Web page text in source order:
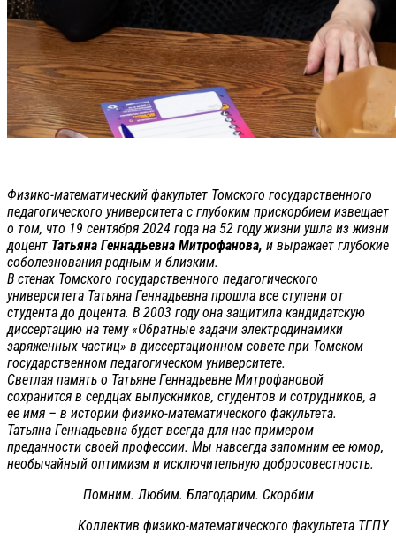
Физико-математический факультет Томского государственного
педагогического университета с глубоким прискорбием извещает
о том, что 19 сентября 2024 года на 52 году жизни ушла из жизни
доцент Татьяна Геннадьевна Митрофанова, и выражает глубокие
соболезнования родным и близким.
В стенах Томского государственного педагогического
университета Татьяна Геннадьевна прошла все ступени от
студента до доцента. В 2003 году она защитила кандидатскую
диссертацию на тему «Обратные задачи электродинамики
заряженных частиц» в диссертационном совете при Томском
государственном педагогическом университете.
Светлая память о Татьяне Геннадьевне Митрофановой
сохранится в сердцах выпускников, студентов и сотрудников, а
ее имя – в истории физико-математического факультета.
Татьяна Геннадьевна будет всегда для нас примером
преданности своей профессии. Мы навсегда запомним ее юмор,
необычайный оптимизм и исключительную добросовестность.
Помним. Любим. Благодарим. Скорбим
Коллектив физико-математического факультета ТГПУ